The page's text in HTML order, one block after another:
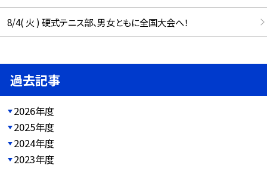
8/4( 火 ) 硬式テニス部、男女ともに全国大会へ！
過去記事
2026年度
2025年度
2024年度
2023年度